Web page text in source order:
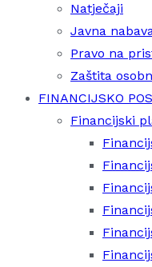
Natječaji
Javna
Pravo na
Zaštita
FINANCIJSKO
Financijski